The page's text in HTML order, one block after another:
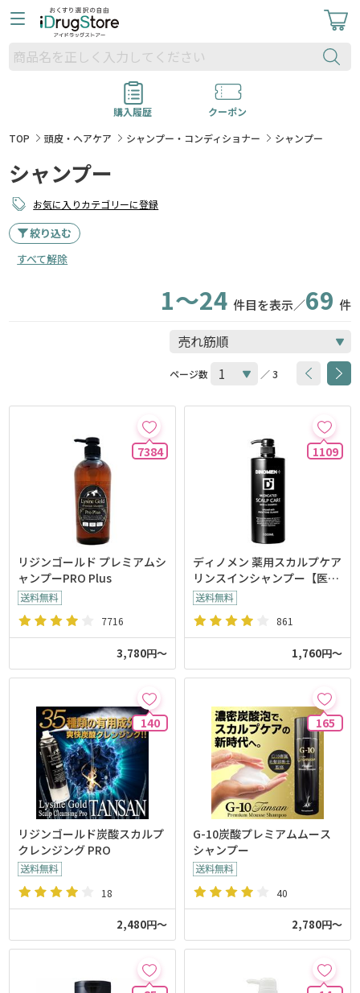
購入履歴
クーポン
TOP
頭皮・ヘアケア シャンプー・コンディショナー シャンプー
シャンプー
お気に入りカテゴリーに登録
絞り込む
すべて解除
1～24 件目を表示／69 件
ページ数 ／ 3
7384
リジンゴールド プレミアムシ
ャンプーPRO Plus
7716
3,780円～
1109
ディノメン 薬用スカルプケア
リンスインシャンプー【医薬
部外品】
861
1,760円～
140
リジンゴールド炭酸スカルプ
クレンジング PRO
18
2,480円～
165
G-10炭酸プレミアムムース
シャンプー
40
2,780円～